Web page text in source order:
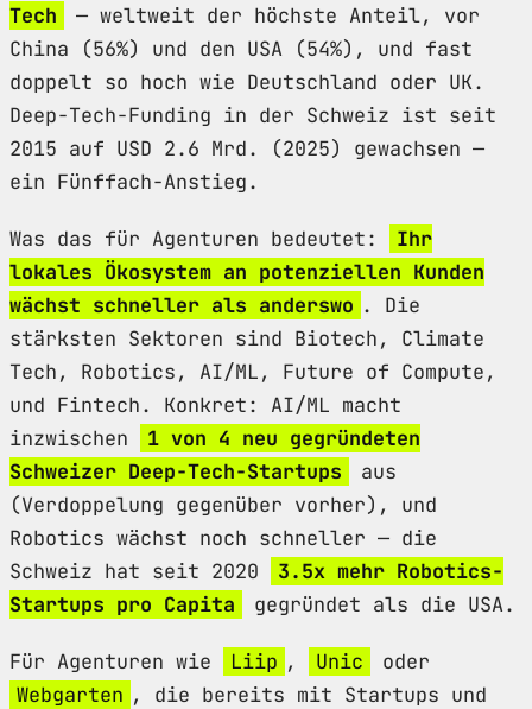
Tech
— weltweit der höchste Anteil, vor
China (56%) und den USA (54%), und fast
doppelt so hoch wie Deutschland oder UK.
Deep-Tech-Funding in der Schweiz ist seit
2015 auf USD 2.6 Mrd. (2025) gewachsen —
ein Fünffach-Anstieg.
Was das für Agenturen bedeutet:
Ihr
lokales Ökosystem an potenziellen Kunden
wächst schneller als anderswo . Die
stärksten Sektoren sind Biotech, Climate
Tech, Robotics, AI/ML, Future of Compute,
und Fintech. Konkret: AI/ML macht
inzwischen
1 von 4 neu gegründeten
Schweizer Deep-Tech-Startups
aus
(Verdoppelung gegenüber vorher), und
Robotics wächst noch schneller — die
Schweiz hat seit 2020
3.5x mehr Robotics-
Startups pro Capita
gegründet als die USA.
Für Agenturen wie Liip , Unic
oder
Webgarten , die bereits mit Startups und